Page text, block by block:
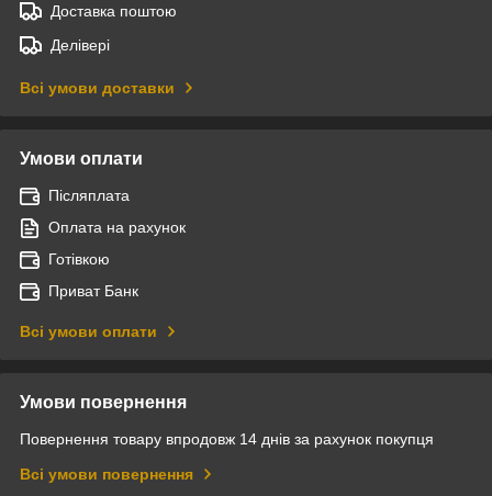
Доставка поштою
Делівері
Всі умови доставки
Умови оплати
Післяплата
Оплата на рахунок
Готівкою
Приват Банк
Всі умови оплати
Умови повернення
Повернення товару впродовж 14 днів за рахунок покупця
Всі умови повернення